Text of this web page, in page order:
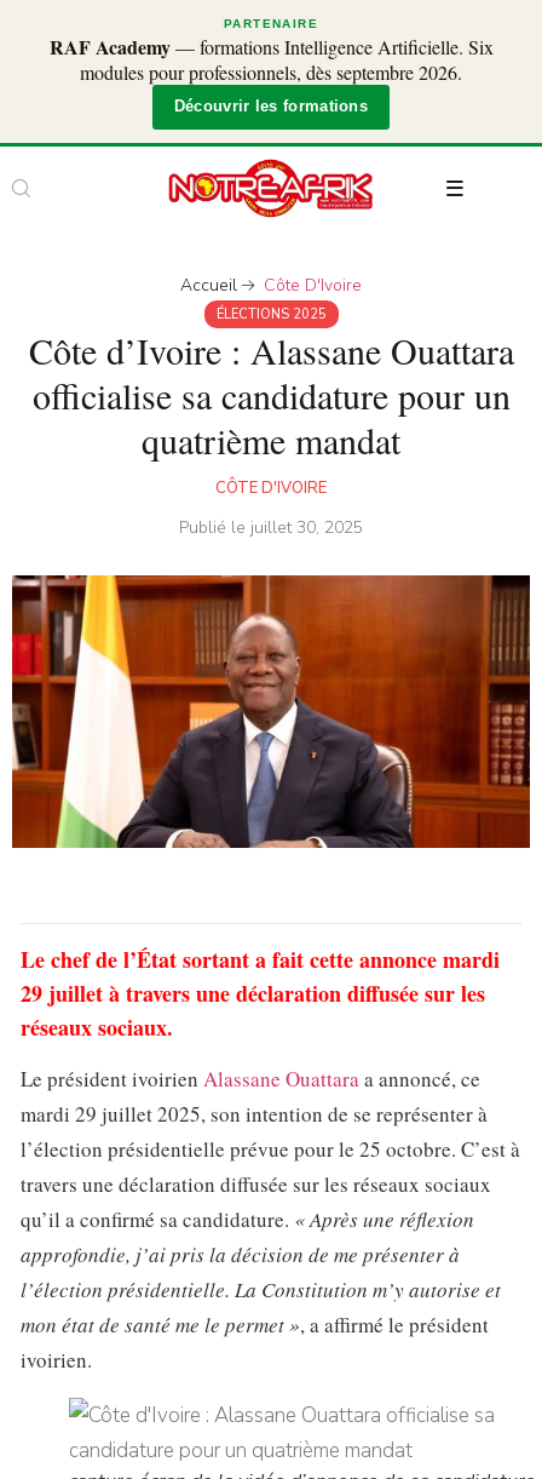
PARTENAIRE
RAF Academy— formations Intelligence Artificielle. Six
modules pour professionnels, dès septembre 2026.
Découvrir les formations
Accueil Côte D'Ivoire
ÉLECTIONS 2025
Côte d’Ivoire : Alassane Ouattara
officialise sa candidature pour un
quatrième mandat
CÔTE D'IVOIRE
Publié le juillet 30, 2025
Le chef de l’État sortant a fait cette annonce mardi
29 juillet à travers une déclaration diffusée sur les
réseaux sociaux.
Le président ivoirien Alassane Ouattaraa annoncé, ce
mardi 29 juillet 2025, son intention de se représenter à
l’élection présidentielle prévue pour le 25 octobre. C’est à
travers une déclaration diffusée sur les réseaux sociaux
qu’il a confirmé sa candidature. « Après une réflexion
approfondie, j’ai pris la décision de me présenter à
l’élection présidentielle. La Constitution m’y autorise et
mon état de santé me le permet », a affirmé le président
ivoirien.